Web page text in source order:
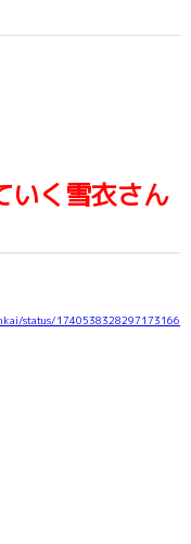
いく雪衣さん
status/1740538328297173166